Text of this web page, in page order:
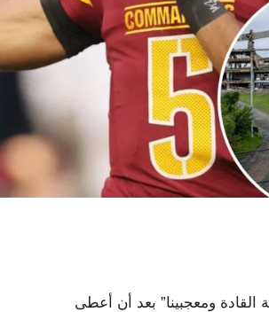
ومعجبينا” بعد أن أعطى